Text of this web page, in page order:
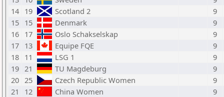
14 19 Scotland 2
9
15 15 Denmark
9
16 17 Oslo Schakselskap
9
17 13 Equipe FQE
9
18 11 LSG 1
9
19 21 TU Magdeburg
9
20 25 Czech Republic Women
9
21
12 China Women
9